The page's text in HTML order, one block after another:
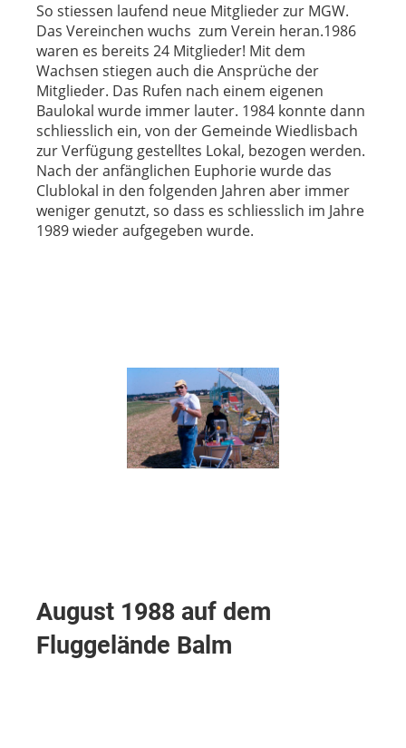
So stiessen laufend neue Mitglieder zur MGW.
Das Vereinchen wuchs zum Verein heran.1986
waren es bereits 24 Mitglieder! Mit dem
Wachsen stiegen auch die Ansprüche der
Mitglieder. Das Rufen nach einem eigenen
Baulokal wurde immer lauter. 1984 konnte dann
schliesslich ein, von der Gemeinde Wiedlisbach
zur Verfügung gestelltes Lokal, bezogen werden.
Nach der anfänglichen Euphorie wurde das
Clublokal in den folgenden Jahren aber immer
weniger genutzt, so dass es schliesslich im Jahre
1989 wieder aufgegeben wurde.
August 1988 auf dem
Fluggelände Balm